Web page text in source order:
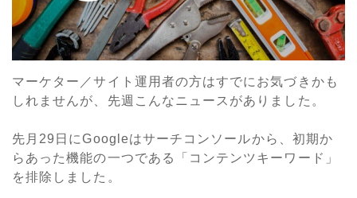
マーケター／サイト運用者の方はすでにお気づきかも
しれませんが、先週こんなニュースがありました。
先月29日にGoogleはサーチコンソールから、初期か
らあった機能の一つである「コンテンツキーワード」
を排除しました。